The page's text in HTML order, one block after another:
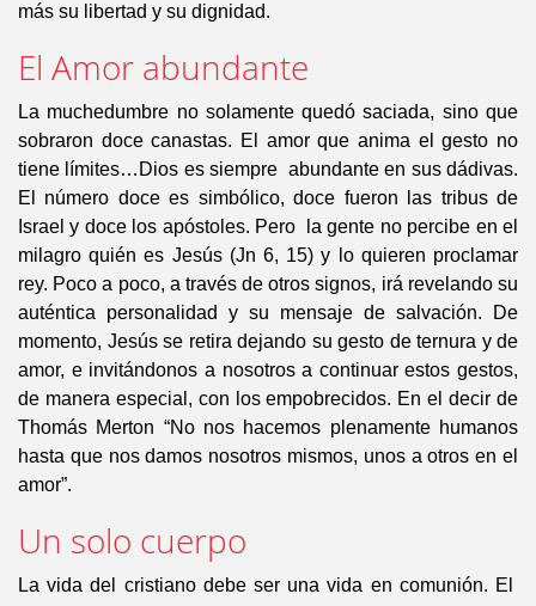
más su libertad y su dignidad.
El Amor abundante
La muchedumbre no solamente quedó saciada, sino que
sobraron doce canastas. El amor que anima el gesto no
tiene límites…Dios es siempre abundante en sus dádivas.
El número doce es simbólico, doce fueron las tribus de
Israel y doce los apóstoles. Pero la gente no percibe en el
milagro quién es Jesús (Jn 6, 15) y lo quieren proclamar
rey. Poco a poco, a través de otros signos, irá revelando su
auténtica personalidad y su mensaje de salvación. De
momento, Jesús se retira dejando su gesto de ternura y de
amor, e invitándonos a nosotros a continuar estos gestos,
de manera especial, con los empobrecidos. En el decir de
Thomás Merton “No nos hacemos plenamente humanos
hasta que nos damos nosotros mismos, unos a otros en el
amor”.
Un solo cuerpo
La vida del cristiano debe ser una vida en comunión. El